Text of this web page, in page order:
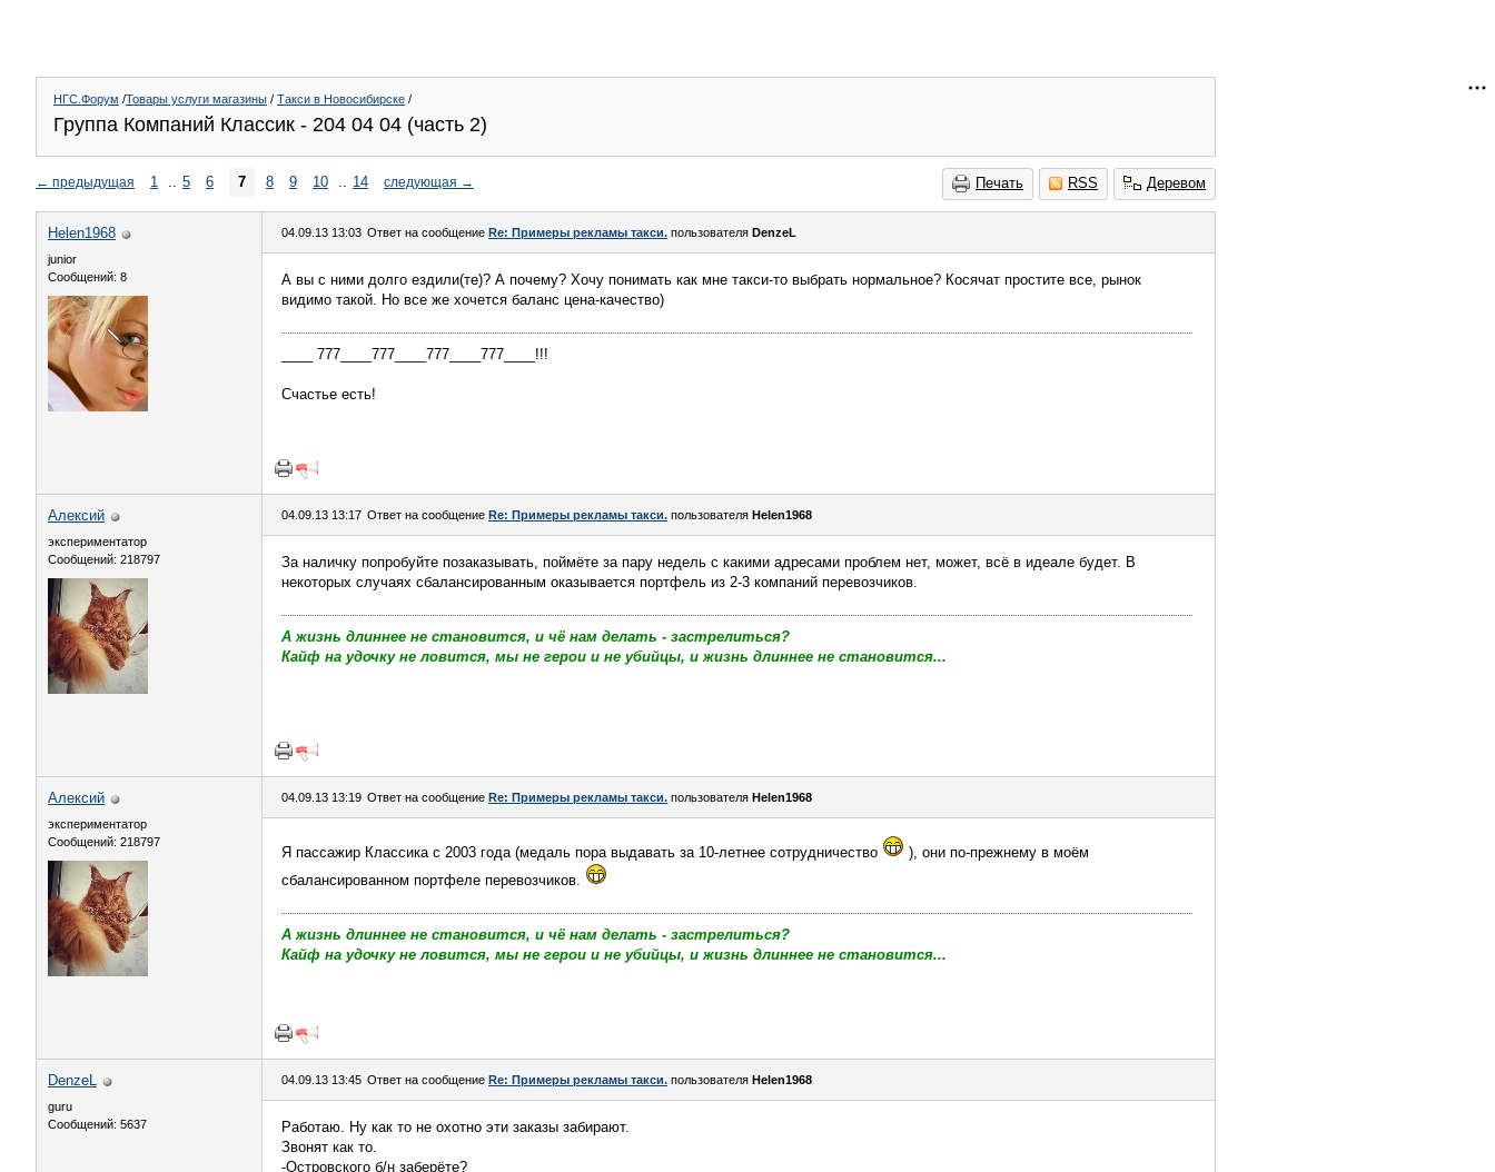
НГС.Форум /Товары услуги магазины / Такси в Новосибирске /
Группа Компаний Классик - 204 04 04 (часть 2)
Печать RSS Деревом
← предыдущая 1 .. 5 6 7 8 9 10 .. 14 следующая →
Helen1968
junior
Сообщений: 8
04.09.13 13:03 Ответ на сообщение Re: Примеры рекламы такси. пользователя DenzeL
А вы с ними долго ездили(те)? А почему? Хочу понимать как мне такси-то выбрать нормальное? Косячат простите все, рынок
видимо такой. Но все же хочется баланс цена-качество)
____ 777____777____777____777____!!!
Счастье есть!
Алексий
экспериментатор
Сообщений: 218797
04.09.13 13:17 Ответ на сообщение Re: Примеры рекламы такси. пользователя Helen1968
За наличку попробуйте позаказывать, поймёте за пару недель с какими адресами проблем нет, может, всё в идеале будет. В
некоторых случаях сбалансированным оказывается портфель из 2-3 компаний перевозчиков.
А жизнь длиннее не становится, и чё нам делать - застрелиться?
Кайф на удочку не ловится, мы не герои и не убийцы, и жизнь длиннее не становится...
Алексий
экспериментатор
Сообщений: 218797
04.09.13 13:19 Ответ на сообщение Re: Примеры рекламы такси. пользователя Helen1968
Я пассажир Классика с 2003 года (медаль пора выдавать за 10-летнее сотрудничество
), они по-прежнему в моём
сбалансированном портфеле перевозчиков.
А жизнь длиннее не становится, и чё нам делать - застрелиться?
Кайф на удочку не ловится, мы не герои и не убийцы, и жизнь длиннее не становится...
DenzeL
guru
Сообщений: 5637
04.09.13 13:45 Ответ на сообщение Re: Примеры рекламы такси. пользователя Helen1968
Работаю. Ну как то не охотно эти заказы забирают.
Звонят как то.
-Островского б/н заберёте?